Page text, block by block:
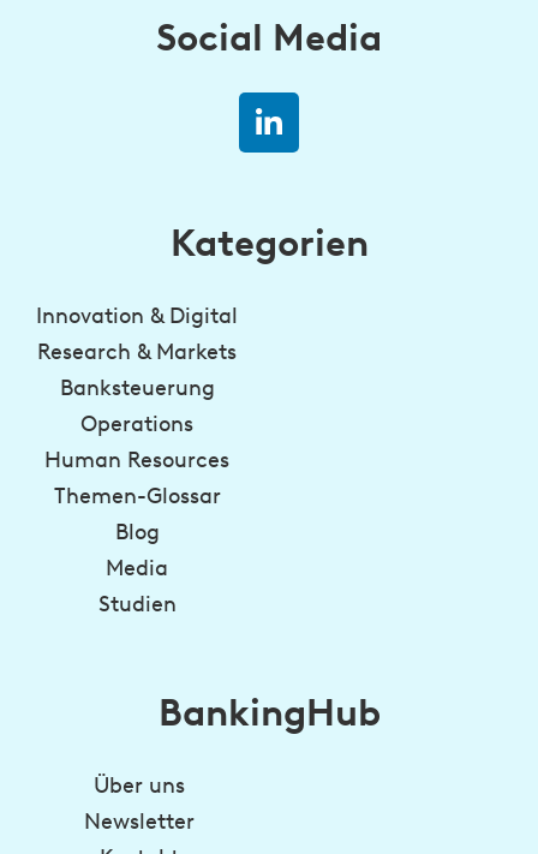
Social Media
Kategorien
Innovation & Digital
Research & Markets
Banksteuerung
Operations
Human Resources
Themen-Glossar
Blog
Media
Studien
BankingHub
Über uns
Newsletter